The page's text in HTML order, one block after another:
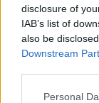
disclosure of
IAB’s list of
also be
Downstream
Please note
Personal
Ο σταθμός
της ΕΛ.ΑΣ,
μέχρι το
συρμοί θα
στάση.